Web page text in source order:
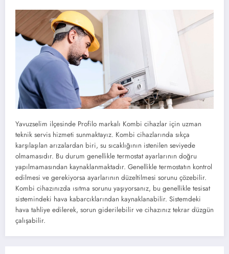
Yavuzselim ilçesinde Profilo markalı Kombi cihazlar için uzman
teknik servis hizmeti sunmaktayız. Kombi cihazlarında sıkça
karşılaşılan arızalardan biri, su sıcaklığının istenilen seviyede
olmamasıdır. Bu durum genellikle termostat ayarlarının doğru
yapılmamasından kaynaklanmaktadır. Genellikle termostatın kontrol
edilmesi ve gerekiyorsa ayarlarının düzeltilmesi sorunu çözebilir.
Kombi cihazınızda ısıtma sorunu yaşıyorsanız, bu genellikle tesisat
sistemindeki hava kabarcıklarından kaynaklanabilir. Sistemdeki
hava tahliye edilerek, sorun giderilebilir ve cihazınız tekrar düzgün
çalışabilir.